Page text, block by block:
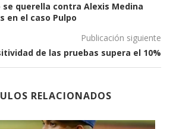
querella contra Alexis Medina
en el caso Pulpo
Publicación siguiente
de las pruebas supera el 10%
RELACIONADOS